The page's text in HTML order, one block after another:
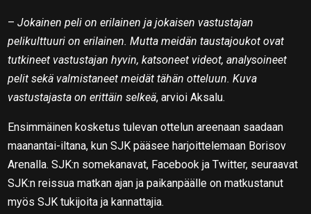
–Jokainen peli on erilainen ja jokaisen vastustajan
pelikulttuuri on erilainen. Mutta meidän taustajoukot ovat
tutkineet vastustajan hyvin, katsoneet videot, analysoineet
pelit sekä valmistaneet meidät tähän otteluun. Kuva
vastustajasta on erittäin selkeä, arvioi Aksalu.
Ensimmäinen kosketus tulevan ottelun areenaan saadaan
maanantai-iltana, kun SJK pääsee harjoittelemaan Borisov
Arenalla. SJK:n somekanavat, Facebook ja Twitter, seuraavat
SJK:n reissua matkan ajan ja paikanpäälle on matkustanut
myös SJK tukijoita ja kannattajia.